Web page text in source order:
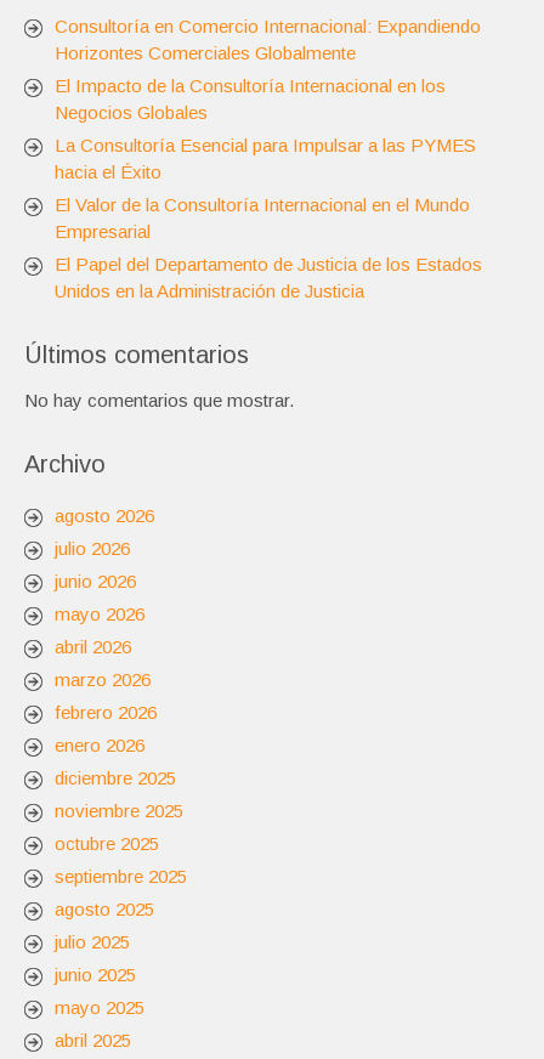
Consultoría en Comercio Internacional: Expandiendo
Horizontes Comerciales Globalmente
El Impacto de la Consultoría Internacional en los
Negocios Globales
La Consultoría Esencial para Impulsar a las PYMES
hacia el Éxito
El Valor de la Consultoría Internacional en el Mundo
Empresarial
El Papel del Departamento de Justicia de los Estados
Unidos en la Administración de Justicia
Últimos comentarios
No hay comentarios que mostrar.
Archivo
agosto 2026
julio 2026
junio 2026
mayo 2026
abril 2026
marzo 2026
febrero 2026
enero 2026
diciembre 2025
noviembre 2025
octubre 2025
septiembre 2025
agosto 2025
julio 2025
junio 2025
mayo 2025
abril 2025